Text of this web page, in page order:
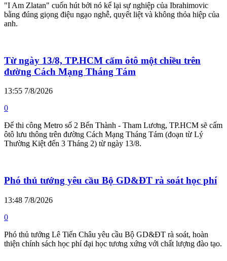
"I Am Zlatan" cuốn hút bởi nó kể lại sự nghiệp của Ibrahimovic
bằng đúng giọng điệu ngạo nghễ, quyết liệt và không thỏa hiệp của
anh.
Từ ngày 13/8, TP.HCM cấm ôtô một chiều trên
đường Cách Mạng Tháng Tám
13:55 7/8/2026
0
Để thi công Metro số 2 Bến Thành - Tham Lương, TP.HCM sẽ cấm
ôtô lưu thông trên đường Cách Mạng Tháng Tám (đoạn từ Lý
Thường Kiệt đến 3 Tháng 2) từ ngày 13/8.
Phó thủ tướng yêu cầu Bộ GD&ĐT rà soát học phí
13:48 7/8/2026
0
Phó thủ tướng Lê Tiến Châu yêu cầu Bộ GD&ĐT rà soát, hoàn
thiện chính sách học phí đại học tương xứng với chất lượng đào tạo.